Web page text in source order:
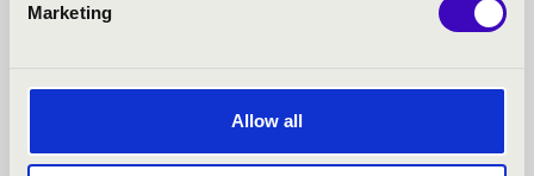
Marketing
Allow all
ZENÉS ESTEK A LENCK-
VILLA KERTBEN - SOPRON
- TOVÁBBI KONCERTEK